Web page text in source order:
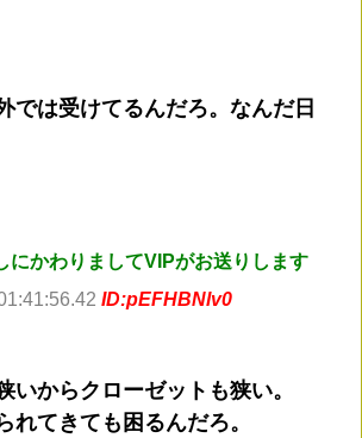
では受けてるんだろ。なんだ日
にかわりましてVIPがお送りします
ID:pEFHBNlv0
いからクローゼットも狭い。
れてきても困るんだろ。